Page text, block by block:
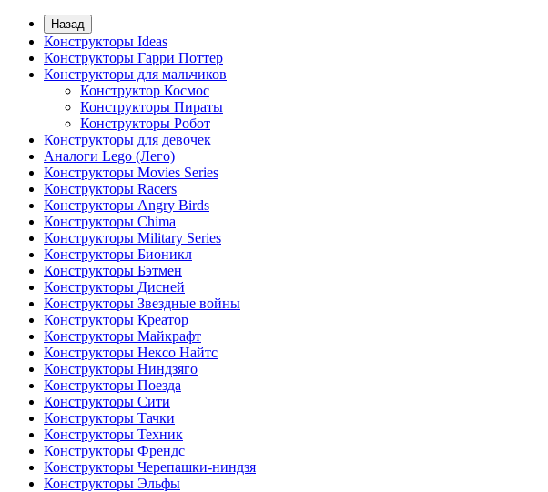
Назад
Конструкторы Ideas
Конструкторы Гарри Поттер
Конструкторы для мальчиков
Конструктор Космос
Конструкторы Пираты
Конструкторы Робот
Конструкторы для девочек
Аналоги Lego (Лего)
Конструкторы Movies Series
Конструкторы Racers
Конструкторы Angry Birds
Конструкторы Chima
Конструкторы Military Series
Конструкторы Бионикл
Конструкторы Бэтмен
Конструкторы Дисней
Конструкторы Звездные войны
Конструкторы Креатор
Конструкторы Майкрафт
Конструкторы Нексо Найтс
Конструкторы Ниндзяго
Конструкторы Поезда
Конструкторы Сити
Конструкторы Тачки
Конструкторы Техник
Конструкторы Френдс
Конструкторы Черепашки-ниндзя
Конструкторы Эльфы